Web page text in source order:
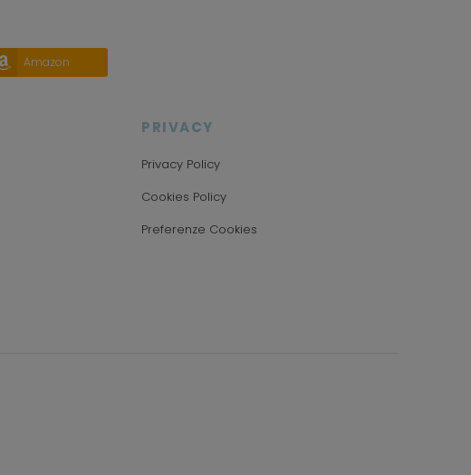
Amazon
PRIVACY
Privacy Policy
Cookies Policy
Preferenze Cookies